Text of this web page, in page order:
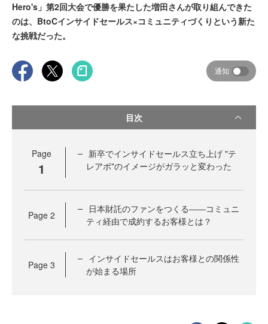
Hero's」第2回大会で優勝を果たした増田さんが取り組んできた
のは、BtoCインサイドセールス×コミュニティづくりという新た
な挑戦だった。
通知
目次
Page
1
新卒でインサイドセールス立ち上げ "テ
レアポ"のイメージがガラッと変わった
Page 2
日本財託のファンをつくる――コミュニ
ティ経由で成約するお客様とは？
Page 3
インサイドセールスはお客様との関係性
が始まる場所